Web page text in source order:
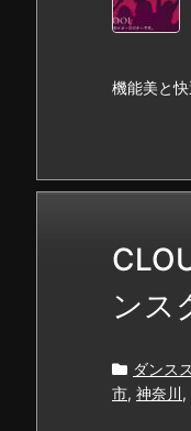
機能美と
ンス
ダンス
市, 神奈川,